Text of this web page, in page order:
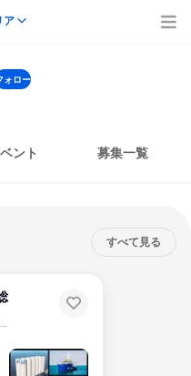
ア
ォロー
ント 募集一覧
すべて見る